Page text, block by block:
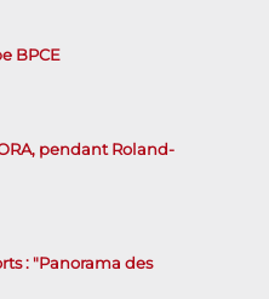
BPCE
pendant Roland-
: "Panorama des